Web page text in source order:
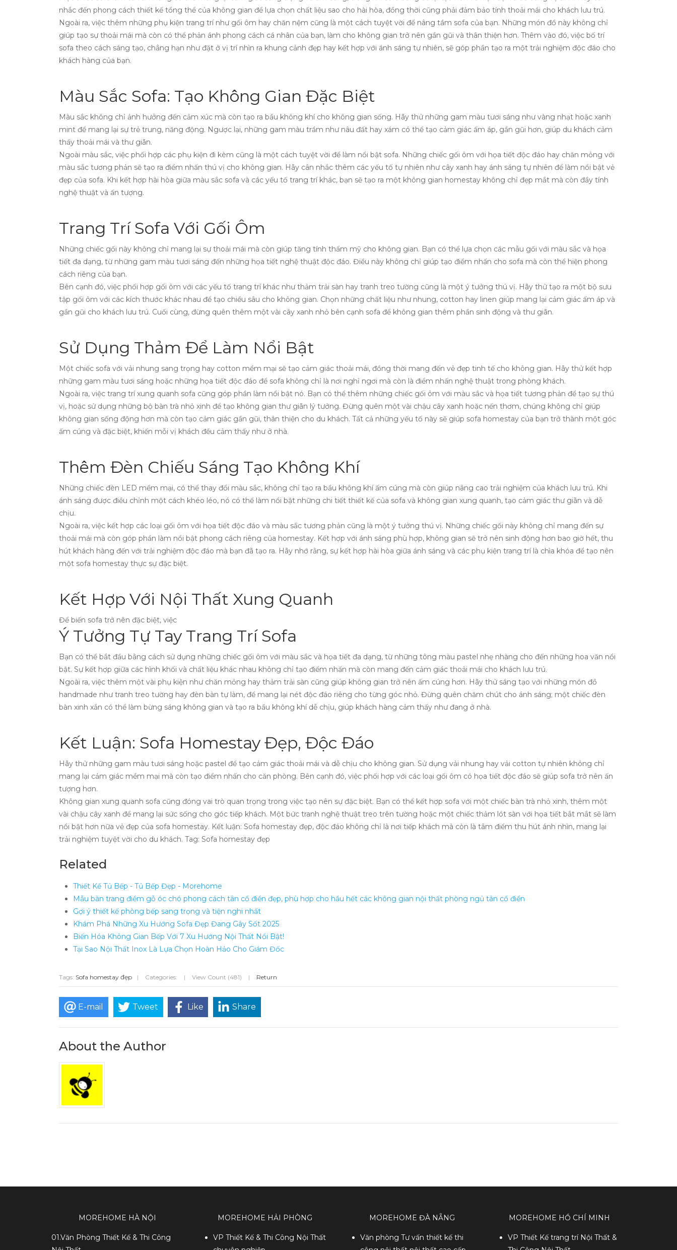
nhắc đến phong cách thiết kế tổng thể của không gian để lựa chọn chất liệu sao cho hài hòa, đồng thời cũng phải đảm bảo tính thoải mái cho khách lưu trú.
Ngoài ra, việc thêm những phụ kiện trang trí như gối ôm hay chăn nệm cũng là một cách tuyệt vời để nâng tầm sofa của bạn. Những món đồ này không chỉ
giúp tạo sự thoải mái mà còn có thể phản ánh phong cách cá nhân của bạn, làm cho không gian trở nên gần gũi và thân thiện hơn. Thêm vào đó, việc bố trí
sofa theo cách sáng tạo, chẳng hạn như đặt ở vị trí nhìn ra khung cảnh đẹp hay kết hợp với ánh sáng tự nhiên, sẽ góp phần tạo ra một trải nghiệm độc đáo cho
khách hàng của bạn.
Màu Sắc Sofa: Tạo Không Gian Đặc Biệt
Màu sắc không chỉ ảnh hưởng đến cảm xúc mà còn tạo ra bầu không khí cho không gian sống. Hãy thử những gam màu tươi sáng như vàng nhạt hoặc xanh
mint để mang lại sự trẻ trung, năng động. Ngược lại, những gam màu trầm như nâu đất hay xám có thể tạo cảm giác ấm áp, gần gũi hơn, giúp du khách cảm
thấy thoải mái và thư giãn.
Ngoài màu sắc, việc phối hợp các phụ kiện đi kèm cũng là một cách tuyệt vời để làm nổi bật sofa. Những chiếc gối ôm với họa tiết độc đáo hay chăn mỏng với
màu sắc tương phản sẽ tạo ra điểm nhấn thú vị cho không gian. Hãy cân nhắc thêm các yếu tố tự nhiên như cây xanh hay ánh sáng tự nhiên để làm nổi bật vẻ
đẹp của sofa. Khi kết hợp hài hòa giữa màu sắc sofa và các yếu tố trang trí khác, bạn sẽ tạo ra một không gian homestay không chỉ đẹp mắt mà còn đầy tính
nghệ thuật và ấn tượng.
Trang Trí Sofa Với Gối Ôm
Những chiếc gối này không chỉ mang lại sự thoải mái mà còn giúp tăng tính thẩm mỹ cho không gian. Bạn có thể lựa chọn các mẫu gối với màu sắc và họa
tiết đa dạng, từ những gam màu tươi sáng đến những họa tiết nghệ thuật độc đáo. Điều này không chỉ giúp tạo điểm nhấn cho sofa mà còn thể hiện phong
cách riêng của bạn.
Bên cạnh đó, việc phối hợp gối ôm với các yếu tố trang trí khác như thảm trải sàn hay tranh treo tường cũng là một ý tưởng thú vị. Hãy thử tạo ra một bộ sưu
tập gối ôm với các kích thước khác nhau để tạo chiều sâu cho không gian. Chọn những chất liệu như nhung, cotton hay linen giúp mang lại cảm giác ấm áp và
gần gũi cho khách lưu trú. Cuối cùng, đừng quên thêm một vài cây xanh nhỏ bên cạnh sofa để không gian thêm phần sinh động và thư giãn.
Sử Dụng Thảm Để Làm Nổi Bật
Một chiếc sofa với vải nhung sang trọng hay cotton mềm mại sẽ tạo cảm giác thoải mái, đồng thời mang đến vẻ đẹp tinh tế cho không gian. Hãy thử kết hợp
những gam màu tươi sáng hoặc những họa tiết độc đáo để sofa không chỉ là nơi nghỉ ngơi mà còn là điểm nhấn nghệ thuật trong phòng khách.
Ngoài ra, việc trang trí xung quanh sofa cũng góp phần làm nổi bật nó. Bạn có thể thêm những chiếc gối ôm với màu sắc và họa tiết tương phản để tạo sự thú
vị, hoặc sử dụng những bộ bàn trà nhỏ xinh để tạo không gian thư giãn lý tưởng. Đừng quên một vài chậu cây xanh hoặc nến thơm, chúng không chỉ giúp
không gian sống động hơn mà còn tạo cảm giác gần gũi, thân thiện cho du khách. Tất cả những yếu tố này sẽ giúp sofa homestay của bạn trở thành một góc
ấm cúng và đặc biệt, khiến mỗi vị khách đều cảm thấy như ở nhà.
Thêm Đèn Chiếu Sáng Tạo Không Khí
Những chiếc đèn LED mềm mại, có thể thay đổi màu sắc, không chỉ tạo ra bầu không khí ấm cúng mà còn giúp nâng cao trải nghiệm của khách lưu trú. Khi
ánh sáng được điều chỉnh một cách khéo léo, nó có thể làm nổi bật những chi tiết thiết kế của sofa và không gian xung quanh, tạo cảm giác thư giãn và dễ
chịu.
Ngoài ra, việc kết hợp các loại gối ôm với họa tiết độc đáo và màu sắc tương phản cũng là một ý tưởng thú vị. Những chiếc gối này không chỉ mang đến sự
thoải mái mà còn góp phần làm nổi bật phong cách riêng của homestay. Kết hợp với ánh sáng phù hợp, không gian sẽ trở nên sinh động hơn bao giờ hết, thu
hút khách hàng đến với trải nghiệm độc đáo mà bạn đã tạo ra. Hãy nhớ rằng, sự kết hợp hài hòa giữa ánh sáng và các phụ kiện trang trí là chìa khóa để tạo nên
một sofa homestay thực sự đặc biệt.
Kết Hợp Với Nội Thất Xung Quanh
Để biến sofa trở nên đặc biệt, việc
Ý Tưởng Tự Tay Trang Trí Sofa
Bạn có thể bắt đầu bằng cách sử dụng những chiếc gối ôm với màu sắc và họa tiết đa dạng, từ những tông màu pastel nhẹ nhàng cho đến những hoa văn nổi
bật. Sự kết hợp giữa các hình khối và chất liệu khác nhau không chỉ tạo điểm nhấn mà còn mang đến cảm giác thoải mái cho khách lưu trú.
Ngoài ra, việc thêm một vài phụ kiện như chăn mỏng hay thảm trải sàn cũng giúp không gian trở nên ấm cúng hơn. Hãy thử sáng tạo với những món đồ
handmade như tranh treo tường hay đèn bàn tự làm, để mang lại nét độc đáo riêng cho từng góc nhỏ. Đừng quên chăm chút cho ánh sáng; một chiếc đèn
bàn xinh xắn có thể làm bừng sáng không gian và tạo ra bầu không khí dễ chịu, giúp khách hàng cảm thấy như đang ở nhà.
Kết Luận: Sofa Homestay Đẹp, Độc Đáo
Hãy thử những gam màu tươi sáng hoặc pastel để tạo cảm giác thoải mái và dễ chịu cho không gian. Sử dụng vải nhung hay vải cotton tự nhiên không chỉ
mang lại cảm giác mềm mại mà còn tạo điểm nhấn cho căn phòng. Bên cạnh đó, việc phối hợp với các loại gối ôm có họa tiết độc đáo sẽ giúp sofa trở nên ấn
tượng hơn.
Không gian xung quanh sofa cũng đóng vai trò quan trọng trong việc tạo nên sự đặc biệt. Bạn có thể kết hợp sofa với một chiếc bàn trà nhỏ xinh, thêm một
vài chậu cây xanh để mang lại sức sống cho góc tiếp khách. Một bức tranh nghệ thuật treo trên tường hoặc một chiếc thảm lót sàn với họa tiết bắt mắt sẽ làm
nổi bật hơn nữa vẻ đẹp của sofa homestay. Kết luận: Sofa homestay đẹp, độc đáo không chỉ là nơi tiếp khách mà còn là tâm điểm thu hút ánh nhìn, mang lại
trải nghiệm tuyệt vời cho du khách. Tag: Sofa homestay đẹp
Related
Thiết Kế Tủ Bếp - Tủ Bếp Đẹp - Morehome
Mẫu bàn trang điểm gỗ óc chó phong cách tân cổ điển đẹp, phù hợp cho hầu hết các không gian nội thất phòng ngủ tân cổ điển
Gợi ý thiết kế phòng bếp sang trọng và tiện nghi nhất
Khám Phá Những Xu Hướng Sofa Đẹp Đang Gây Sốt 2025
Biến Hóa Không Gian Bếp Với 7 Xu Hướng Nội Thất Nổi Bật!
Tại Sao Nội Thất Inox Là Lựa Chọn Hoàn Hảo Cho Giám Đốc
Tags: Sofa homestay đẹp | Categories: | View Count (481) | Return
E-mail Tweet Like Share
About the Author
MOREHOME HÀ NỘI
01.Văn Phòng Thiết Kế & Thi Công
MOREHOME HẢI PHÒNG
VP Thiết Kế & Thi Công Nội Thất
MOREHOME ĐÀ NẴNG
Văn phòng Tư vấn thiết kế thi
MOREHOME HỒ CHÍ MINH
VP Thiết Kế trang trí Nội Thất &